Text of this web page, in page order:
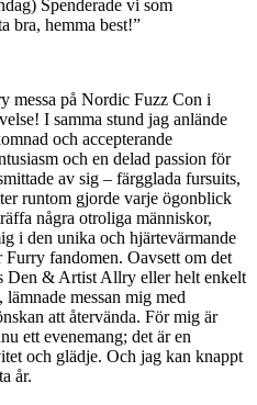
Spenderade vi som
bra, hemma best!”
messa på Nordic Fuzz Con i
I samma stund jag anlände
och accepterande
och en delad passion för
av sig – färgglada fursuits,
runtom gjorde varje ögonblick
några otroliga människor,
i den unika och hjärtevärmande
Furry fandomen. Oavsett om det
Den & Artist Allry eller helt enkelt
messan mig med
att återvända. För mig är
ett evenemang; det är en
och glädje. Och jag kan knappt
år.